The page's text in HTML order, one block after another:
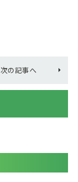
次の記事へ